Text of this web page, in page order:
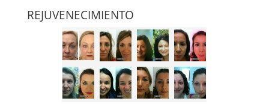
REJUVENECIMIENTO